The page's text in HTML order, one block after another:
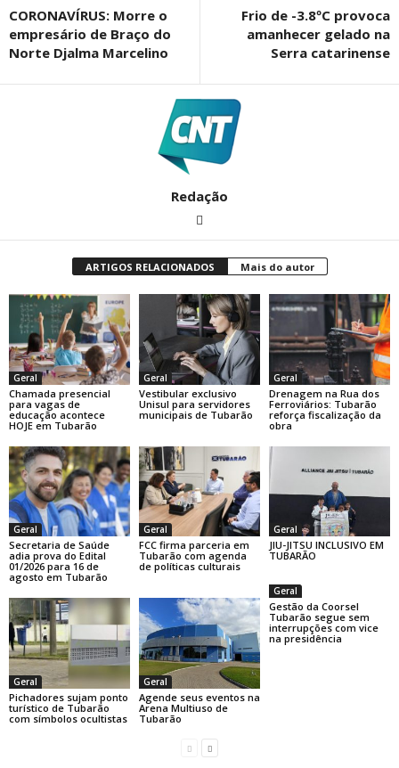
CORONAVÍRUS: Morre o
empresário de Braço do
Norte Djalma Marcelino
Frio de -3.8ºC provoca
amanhecer gelado na
Serra catarinense
Redação
ARTIGOS RELACIONADOS Mais do autor
Geral
Chamada presencial
para vagas de
educação acontece
HOJE em Tubarão
Geral
Vestibular exclusivo
Unisul para servidores
municipais de Tubarão
Geral
Drenagem na Rua dos
Ferroviários: Tubarão
reforça fiscalização da
obra
Geral
Secretaria de Saúde
adia prova do Edital
01/2026 para 16 de
agosto em Tubarão
Geral
FCC firma parceria em
Tubarão com agenda
de políticas culturais
Geral
JIU-JITSU INCLUSIVO EM
TUBARÃO
Geral
Pichadores sujam ponto
turístico de Tubarão
com símbolos ocultistas
Geral
Agende seus eventos na
Arena Multiuso de
Tubarão
Geral
Gestão da Coorsel
Tubarão segue sem
interrupções com vice
na presidência